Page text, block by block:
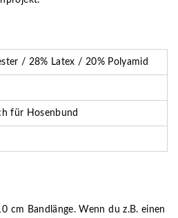
/ 28% Latex / 20% Polyamid
für Hosenbund
cm Bandlänge. Wenn du z.B. einen